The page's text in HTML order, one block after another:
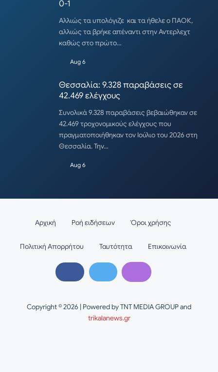
0-1
Αλλιώς τα υπολόγιζε και τα ήθελε ο ΠΑΟΚ,
αλλιώς τα βρήκε απέναντι στην Αντερλεχτ
καθώς στο πρώτο…
Aug 6
Θεσσαλία: 9.328 παραβάσεις σε
42.469 ελέγχους
Συνολικά 9.328 παραβάσεις βεβαιώθηκαν σε
42.469 τροχονομικούς ελέγχους που
πραγματοποιήθηκαν τον Ιούλιο του 2026 στη
Θεσσαλία. Την…
Aug 6
Copyright © 2026 | Powered by TNT MEDIA GROUP and
trikalanews.gr
Αρχική Ροή ειδήσεων Όροι χρήσης
Πολιτική Απορρήτου Ταυτότητα Επικοινωνία